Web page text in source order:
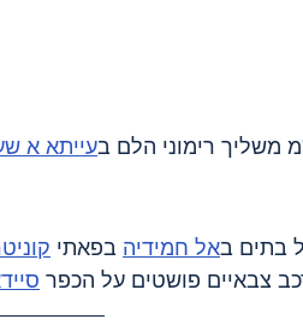
עייתא א
אל חמידיה בפאתי